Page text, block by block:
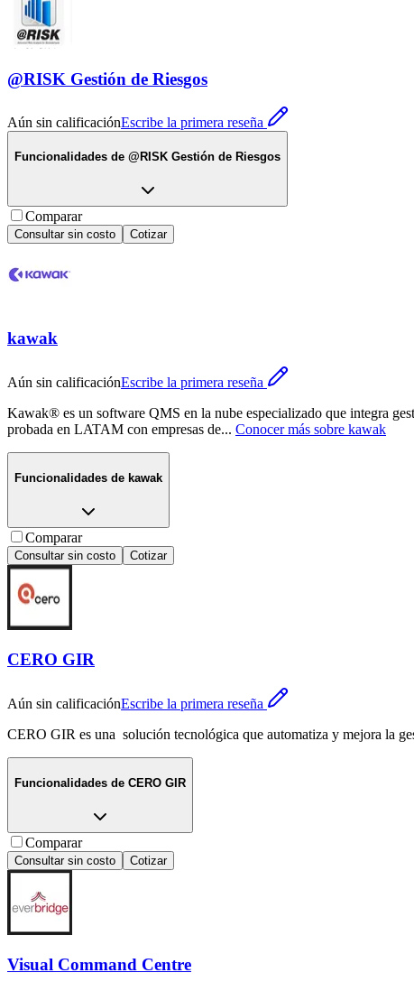
@RISK Gestión de Riesgos
Aún sin calificaciónEscribe la primera reseña
Funcionalidades de @RISK Gestión de Riesgos
Comparar
Consultar sin costo Cotizar
kawak
Aún sin calificaciónEscribe la primera reseña
Kawak® es un software QMS en la nube especializado que integra
probada en LATAM con empresas de... Conocer más sobre kawak
Funcionalidades de kawak
Comparar
Consultar sin costo Cotizar
CERO GIR
Aún sin calificaciónEscribe la primera reseña
CERO GIR es una solución tecnológica que automatiza y mejora la
Funcionalidades de CERO GIR
Comparar
Consultar sin costo Cotizar
Visual Command Centre